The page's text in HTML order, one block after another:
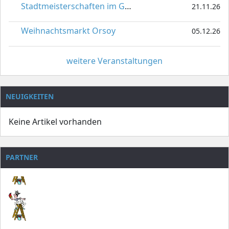
Stadtmeisterschaften im Gardetanz 21.11.26
Weihnachtsmarkt Orsoy 05.12.26
weitere Veranstaltungen
NEUIGKEITEN
Keine Artikel vorhanden
PARTNER